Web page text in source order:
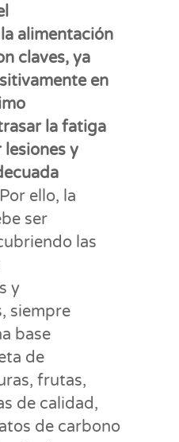
alimentación
claves, ya
en
la fatiga
lesiones y
ello, la
ser
las
y
siempre
base
de
frutas,
de calidad,
de carbono